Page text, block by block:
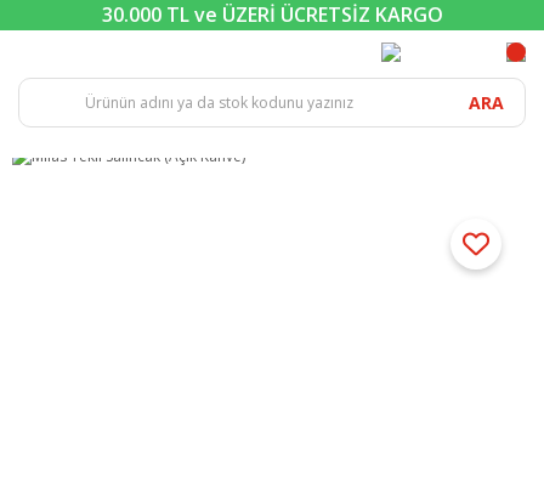
30.000 TL ve ÜZERİ ÜCRETSİZ KARGO
ARA